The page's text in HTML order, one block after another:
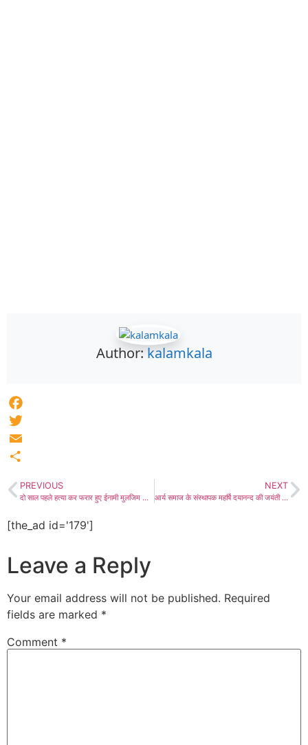
Author:kalamkala
Facebook
Twitter
Email
PREVIOUS
दो साल पहले हत्या कर फरार हुए ईनामी मुलजिम को लाडनूं पुलिस ने कड़ी मशक्कत के बाद दबोचा, मुलजिम ने खामियाद में अपहरण कर हत्या के बाद शव सड़क पर फेंका था, मुलजिम दो सालों में अलग-अलग राज्यों में जगह बदल-बदल कर रह रहा था
NEXT
आर्य समाज के संस्थापक महर्षि दयानन्द की जयंती मनाई और उनके आदर्शों पर चलने की आवश्यकता बताई
[the_ad id='179']
Leave a Reply
Your email address will not be published. Required
fields are marked *
Comment *